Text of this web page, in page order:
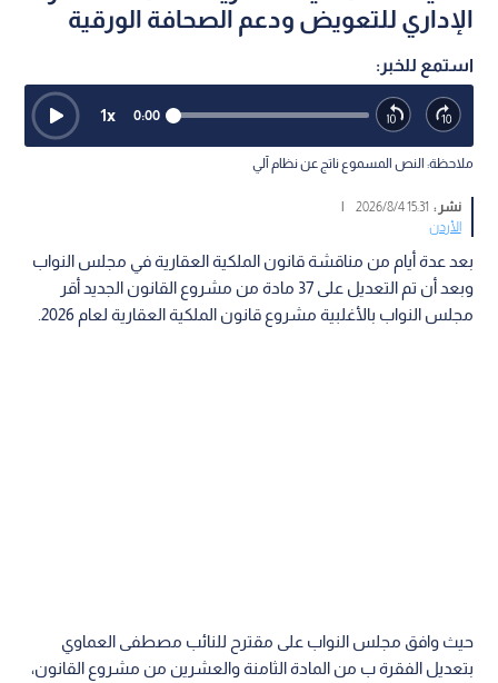
الإداري للتعويض ودعم الصحافة الورقية
استمع للخبر:
0:00
1x
ملاحظة: النص المسموع ناتج عن نظام آلي
نشر : 15:31 2026/8/4
|
الأردن
بعد عدة أيام من مناقشة قانون الملكية العقارية في مجلس النواب
وبعد أن تم التعديل على 37 مادة من مشروع القانون الجديد أقر
مجلس النواب بالأغلبية مشروع قانون الملكية العقارية لعام 2026.
حيث وافق مجلس النواب على مقترح للنائب مصطفى العماوي
بتعديل الفقرة ب من المادة الثامنة والعشرين من مشروع القانون،